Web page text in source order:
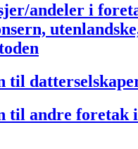
andeler i
til
til andre foretak